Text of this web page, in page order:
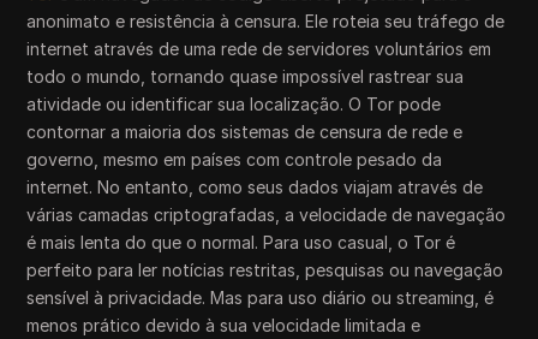
anonimato e resistência à censura. Ele roteia seu tráfego de
internet através de uma rede de servidores voluntários em
todo o mundo, tornando quase impossível rastrear sua
atividade ou identificar sua localização. O Tor pode
contornar a maioria dos sistemas de censura de rede e
governo, mesmo em países com controle pesado da
internet. No entanto, como seus dados viajam através de
várias camadas criptografadas, a velocidade de navegação
é mais lenta do que o normal. Para uso casual, o Tor é
perfeito para ler notícias restritas, pesquisas ou navegação
sensível à privacidade. Mas para uso diário ou streaming, é
menos prático devido à sua velocidade limitada e